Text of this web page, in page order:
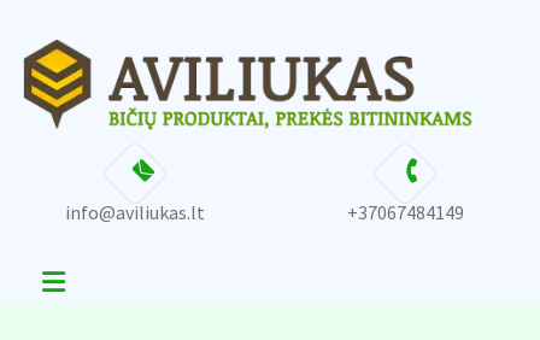
content
info@aviliukas.lt +37067484149